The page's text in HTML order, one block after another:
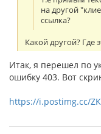
на другой
ссылка?
Какой другой? Где
Итак, я перешел по
ошибку 403. Вот
https://i.postimg.cc/